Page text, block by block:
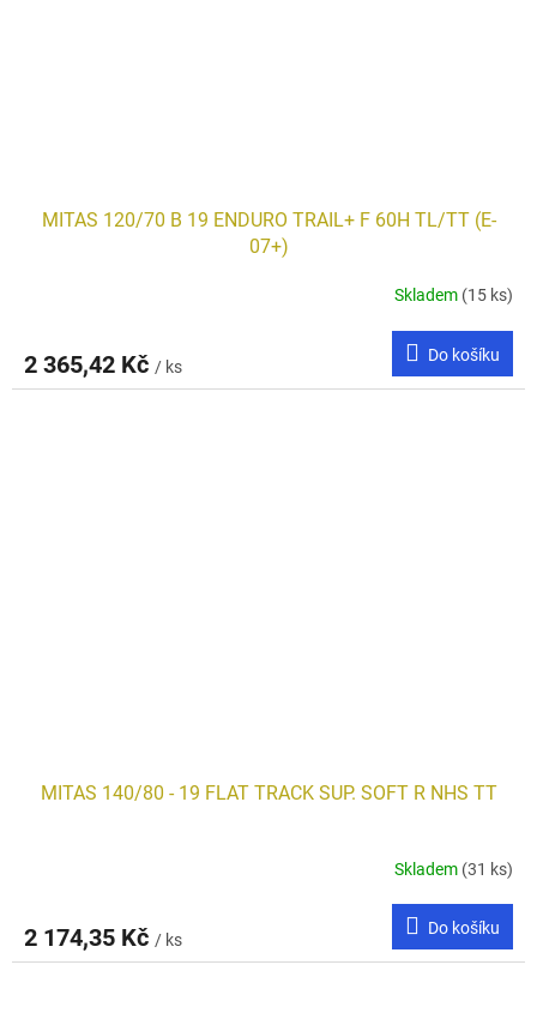
MITAS 120/70 B 19 ENDURO TRAIL+ F 60H TL/TT (E-
07+)
Skladem (15 ks)
2 365,42 Kč / ks
Do košíku
MITAS 140/80 - 19 FLAT TRACK SUP. SOFT R NHS TT
Skladem (31 ks)
2 174,35 Kč / ks
Do košíku